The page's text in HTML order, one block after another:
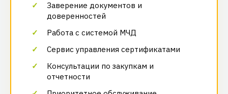
Заверение документов и
доверенностей
Работа с системой МЧД
Сервис управления сертификатами
Консультации по закупкам и
отчетности